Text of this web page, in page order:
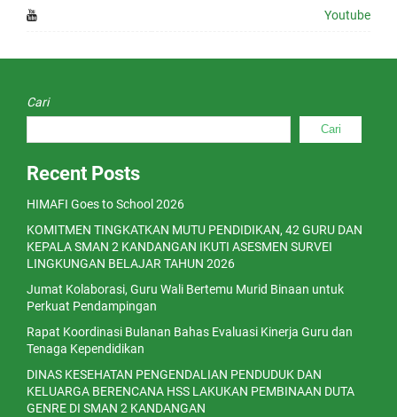
Youtube
Cari
Cari
Recent Posts
HIMAFI Goes to School 2026
KOMITMEN TINGKATKAN MUTU PENDIDIKAN, 42 GURU DAN
KEPALA SMAN 2 KANDANGAN IKUTI ASESMEN SURVEI
LINGKUNGAN BELAJAR TAHUN 2026
Jumat Kolaborasi, Guru Wali Bertemu Murid Binaan untuk
Perkuat Pendampingan
Rapat Koordinasi Bulanan Bahas Evaluasi Kinerja Guru dan
Tenaga Kependidikan
DINAS KESEHATAN PENGENDALIAN PENDUDUK DAN
KELUARGA BERENCANA HSS LAKUKAN PEMBINAAN DUTA
GENRE DI SMAN 2 KANDANGAN